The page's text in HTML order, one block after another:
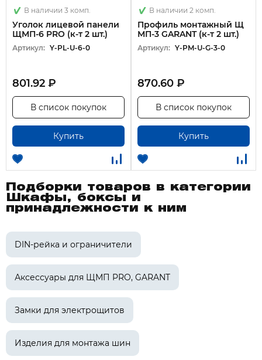
В наличии 3 комп.
Уголок лицевой панели
ЩМП-6 PRO (к-т 2 шт.)
Артикул: Y-PL-U-6-0
801.92 ₽
Купить
В список покупок
В наличии 2 комп.
Профиль монтажный Щ
МП-3 GARANT (к-т 2 шт.)
Артикул: Y-PM-U-G-3-0
870.60 ₽
Купить
В список покупок
Подборки товаров в категории
Шкафы, боксы и
принадлежности к ним
DIN-рейка и ограничители
Аксессуары для ЩМП PRO, GARANT
Замки для электрощитов
Изделия для монтажа шин